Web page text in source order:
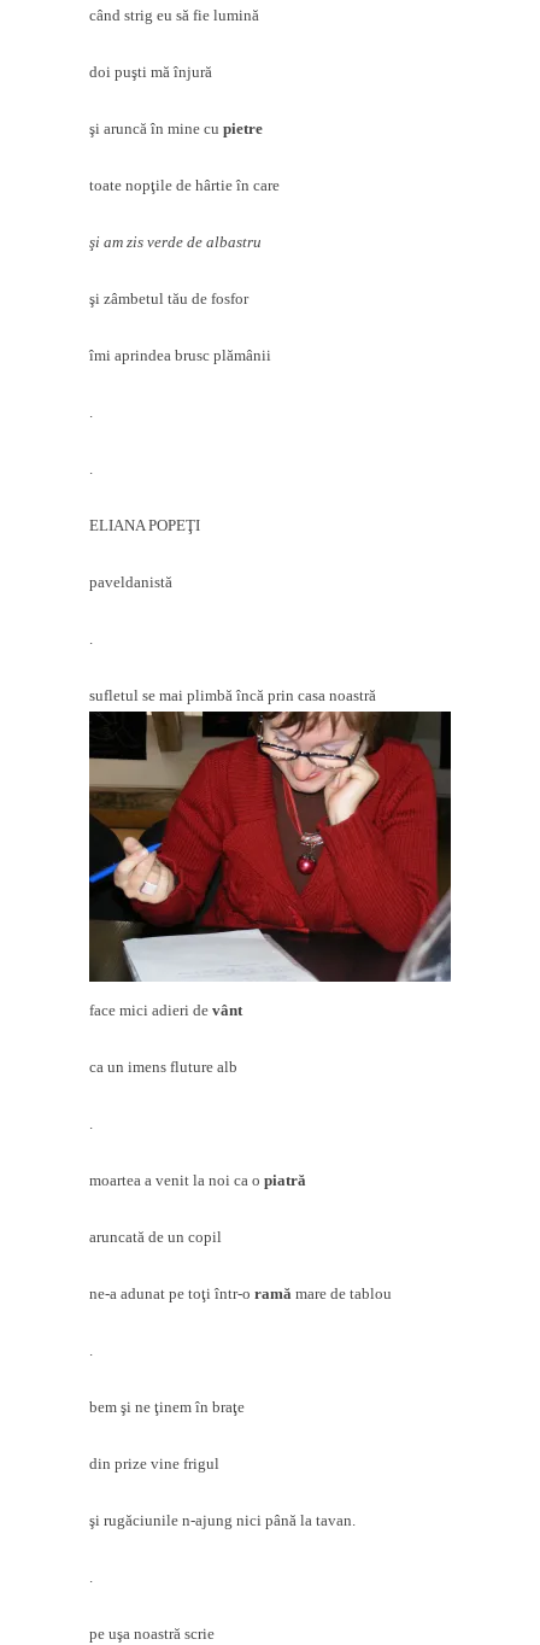
când strig eu să fie lumină
doi puşti mă înjură
şi aruncă în mine cu pietre
toate nopţile de hârtie în care
şi am zis verde de albastru
şi zâmbetul tău de fosfor
îmi aprindea brusc plămânii
.
.
ELIANA POPEŢI
paveldanistă
.
sufletul se mai plimbă încă prin casa noastră
face mici adieri de vânt
ca un imens fluture alb
.
moartea a venit la noi ca o piatră
aruncată de un copil
ne-a adunat pe toţi într-o ramă mare de tablou
.
bem şi ne ţinem în braţe
din prize vine frigul
şi rugăciunile n-ajung nici până la tavan.
.
pe uşa noastră scrie